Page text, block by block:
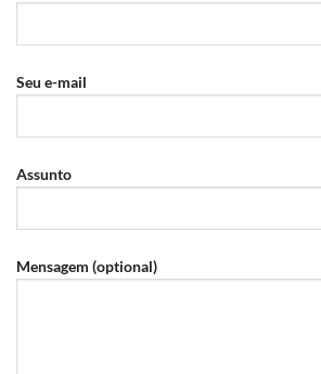
Seu e-mail
Assunto
Mensagem (optional)